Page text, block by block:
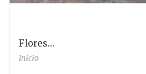
Flores...
Inicio